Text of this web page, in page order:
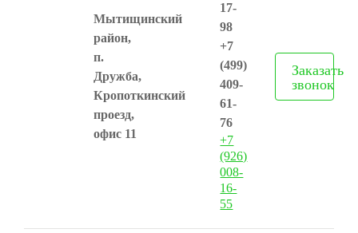
Мытищинский
район,
п.
Дружба,
Кропоткинский
проезд,
офис 11
17-
98
+7
(499)
409-
61-
76
+7
(926)
008-
16-
55
Заказать
звонок